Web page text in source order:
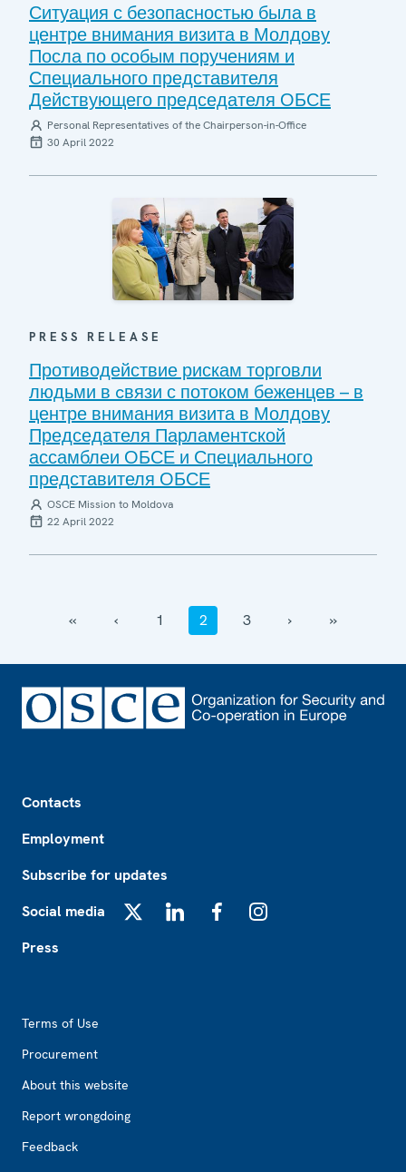
Ситуация с безопасностью была в
центре внимания визита в Молдову
Посла по особым поручениям и
Специального представителя
Действующего председателя ОБСЕ
Personal Representatives of the Chairperson-in-Office
30 April 2022
PRESS RELEASE
Противодействие рискам торговли
людьми в cвязи с потоком беженцев – в
центре внимания визита в Молдову
Председателя Парламентской
ассамблеи ОБСЕ и Специального
представителя ОБСЕ
OSCE Mission to Moldova
22 April 2022
‹‹ ‹ 1 2 3 › ››
Contacts
Employment
Subscribe for updates
Social media
Press
Terms of Use
Procurement
About this website
Report wrongdoing
Feedback